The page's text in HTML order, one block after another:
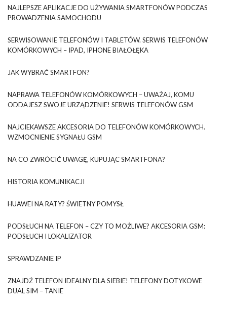
NAJLEPSZE APLIKACJE DO UŻYWANIA SMARTFONÓW PODCZAS
PROWADZENIA SAMOCHODU
SERWISOWANIE TELEFONÓW I TABLETÓW. SERWIS TELEFONÓW
KOMÓRKOWYCH – IPAD, IPHONE BIAŁOŁĘKA
JAK WYBRAĆ SMARTFON?
NAPRAWA TELEFONÓW KOMÓRKOWYCH – UWAŻAJ, KOMU
ODDAJESZ SWOJE URZĄDZENIE! SERWIS TELEFONÓW GSM
NAJCIEKAWSZE AKCESORIA DO TELEFONÓW KOMÓRKOWYCH.
WZMOCNIENIE SYGNAŁU GSM
NA CO ZWRÓCIĆ UWAGĘ, KUPUJĄC SMARTFONA?
HISTORIA KOMUNIKACJI
HUAWEI NA RATY? ŚWIETNY POMYSŁ
PODSŁUCH NA TELEFON – CZY TO MOŻLIWE? AKCESORIA GSM:
PODSŁUCH I LOKALIZATOR
SPRAWDZANIE IP
ZNAJDŹ TELEFON IDEALNY DLA SIEBIE! TELEFONY DOTYKOWE
DUAL SIM – TANIE